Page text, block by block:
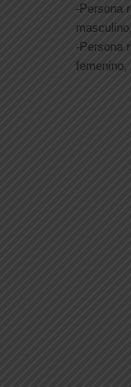
-Persona
-Persona
femenino,